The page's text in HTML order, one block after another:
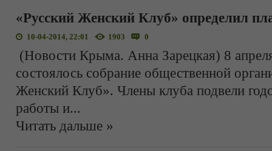
«Русский Женский Клуб» определил
10-04-2014, 22:01 1903 0
(Новости Крыма. Анна Зарецкая) 8
состоялось собрание общественной
Женский Клуб». Члены клуба подвели
работы и...
Читать дальше »